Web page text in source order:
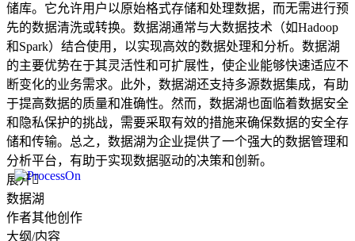
储库。它允许用户以原始格式存储和处理数据，而无需进行预
先的数据清洗或转换。数据湖通常与大数据技术（如Hadoop
和Spark）结合使用，以实现高效的数据处理和分析。数据湖
的主要优势在于其灵活性和可扩展性，使企业能够快速适应不
断变化的业务需求。此外，数据湖还支持多源数据集成，有助
于提高数据的质量和准确性。然而，数据湖也面临着数据安全
和隐私保护的挑战，需要采取有效的措施来确保数据的安全存
储和传输。总之，数据湖为企业提供了一个强大的数据管理和
分析平台，有助于实现数据驱动的决策和创新。
展开
数据湖
作者其他创作
大纲/内容